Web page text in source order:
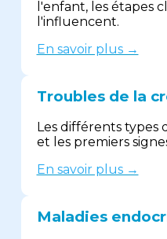
l'enfant, les étapes
l'influencent.
En savoir plus →
Troubles de la
Les différents types
et les premiers
En savoir plus →
Maladies